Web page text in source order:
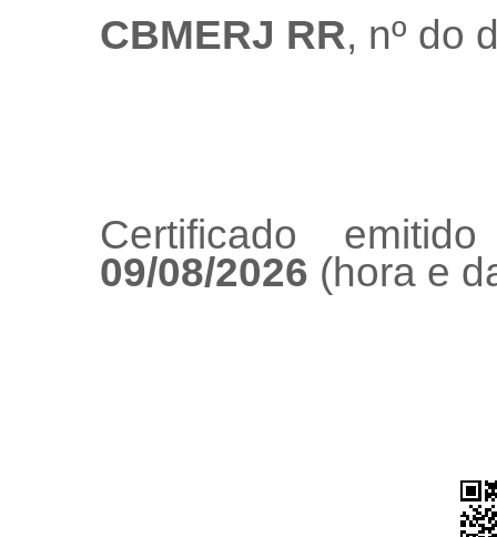
CBMERJ RR, nº do
Certificado
09/08/2026 (hora e